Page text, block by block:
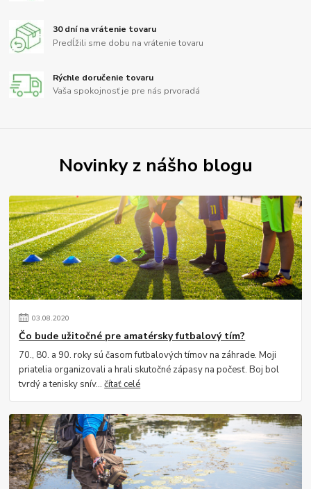
30 dní na vrátenie tovaru
Predĺžili sme dobu na vrátenie tovaru
Rýchle doručenie tovaru
Vaša spokojnosť je pre nás prvoradá
Novinky z nášho blogu
03.08.2020
Čo bude užitočné pre amatérsky futbalový tím?
70., 80. a 90. roky sú časom futbalových tímov na záhrade. Moji
priatelia organizovali a hrali skutočné zápasy na počesť. Boj bol
tvrdý a tenisky snív...čítať celé